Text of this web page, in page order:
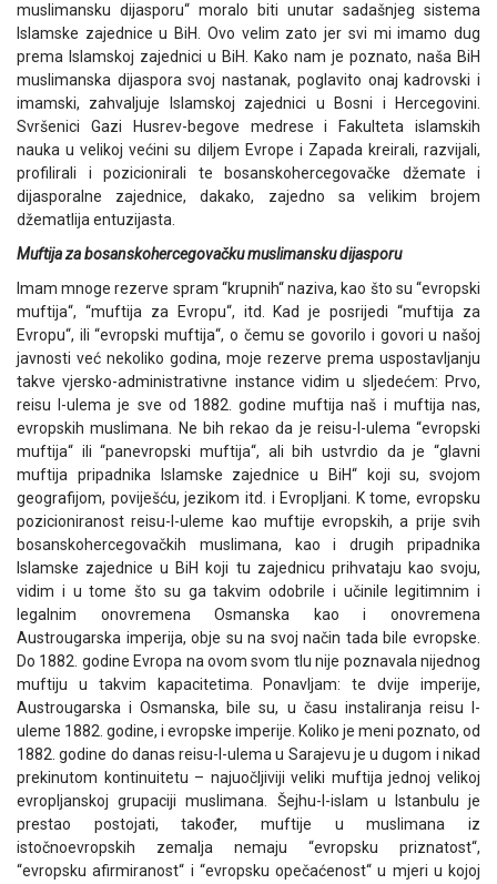
muslimansku dijasporu“ moralo biti unutar sadašnjeg sistema
Islamske zajednice u BiH. Ovo velim zato jer svi mi imamo dug
prema Islamskoj zajednici u BiH. Kako nam je poznato, naša BiH
muslimanska dijaspora svoj nastanak, poglavito onaj kadrovski i
imamski, zahvaljuje Islamskoj zajednici u Bosni i Hercegovini.
Svršenici Gazi Husrev-begove medrese i Fakulteta islamskih
nauka u velikoj većini su diljem Evrope i Zapada kreirali, razvijali,
profilirali i pozicionirali te bosanskohercegovačke džemate i
dijasporalne zajednice, dakako, zajedno sa velikim brojem
džematlija entuzijasta.
Muftija za bosanskohercegovačku muslimansku dijasporu
Imam mnoge rezerve spram “krupnih“ naziva, kao što su “evropski
muftija“, “muftija za Evropu“, itd. Kad je posrijedi “muftija za
Evropu“, ili “evropski muftija“, o čemu se govorilo i govori u našoj
javnosti već nekoliko godina, moje rezerve prema uspostavljanju
takve vjersko-administrativne instance vidim u sljedećem: Prvo,
reisu l-ulema je sve od 1882. godine muftija naš i muftija nas,
evropskih muslimana. Ne bih rekao da je reisu-l-ulema “evropski
muftija“ ili “panevropski muftija“, ali bih ustvrdio da je “glavni
muftija pripadnika Islamske zajednice u BiH“ koji su, svojom
geografijom, poviješću, jezikom itd. i Evropljani. K tome, evropsku
pozicioniranost reisu-l-uleme kao muftije evropskih, a prije svih
bosanskohercegovačkih muslimana, kao i drugih pripadnika
Islamske zajednice u BiH koji tu zajednicu prihvataju kao svoju,
vidim i u tome što su ga takvim odobrile i učinile legitimnim i
legalnim onovremena Osmanska kao i onovremena
Austrougarska imperija, obje su na svoj način tada bile evropske.
Do 1882. godine Evropa na ovom svom tlu nije poznavala nijednog
muftiju u takvim kapacitetima. Ponavljam: te dvije imperije,
Austrougarska i Osmanska, bile su, u času instaliranja reisu l-
uleme 1882. godine, i evropske imperije. Koliko je meni poznato, od
1882. godine do danas reisu-l-ulema u Sarajevu je u dugom i nikad
prekinutom kontinuitetu – najuočljiviji veliki muftija jednoj velikoj
evropljanskoj grupaciji muslimana. Šejhu-l-islam u Istanbulu je
prestao postojati, također, muftije u muslimana iz
istočnoevropskih zemalja nemaju “evropsku priznatost“,
“evropsku afirmiranost“ i “evropsku opečaćenost“ u mjeri u kojoj